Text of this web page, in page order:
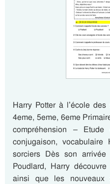
Harry Potter à l’école
4eme, 5eme, 6eme
compréhension –
conjugaison,
sorciers Dès son
Poudlard, Harry
ainsi que les